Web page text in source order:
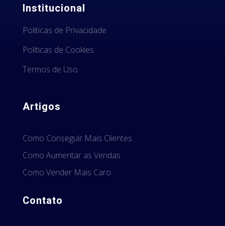
Institucional
Politicas de Privacidade
Políticas de Cookies
Termos de Uso
Artigos
Como Conseguir Mais Clientes
Como Aumentar as Vendas
Como Vender Mais Caro
Contato